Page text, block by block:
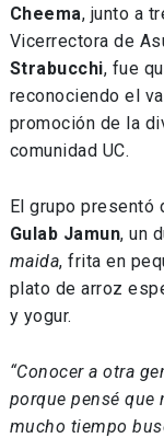
Cheema, junto a
Vicerrectora de
Strabucchi, fue
reconociendo el
promoción de la
comunidad UC.
El grupo presentó
Gulab Jamun, un
maida, frita en
plato de arroz
y yogur.
“Conocer a otra
porque pensé que
mucho tiempo